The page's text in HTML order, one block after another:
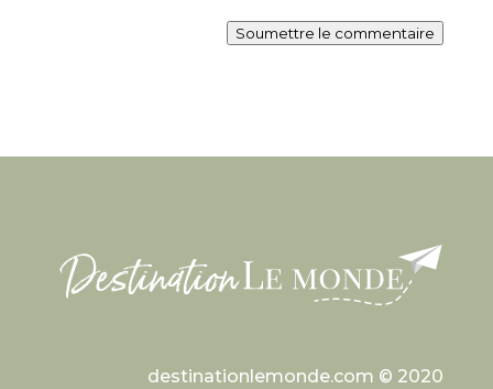
Soumettre le commentaire
destinationlemonde.com © 2020